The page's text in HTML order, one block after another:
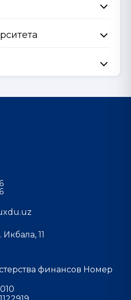
11
финансов Номер